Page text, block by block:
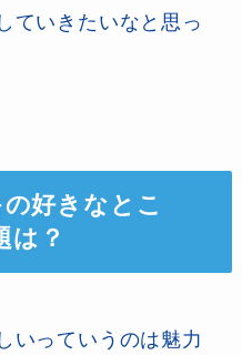
ていきたいなと思っ
好きなとこ
は？
いっていうのは魅力